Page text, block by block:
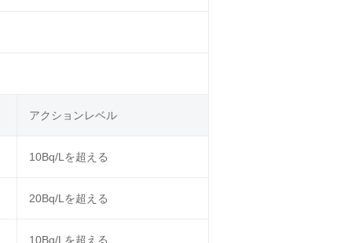
アクションレベル
10Bq/Lを超える
20Bq/Lを超える
10Bq/Lを超える